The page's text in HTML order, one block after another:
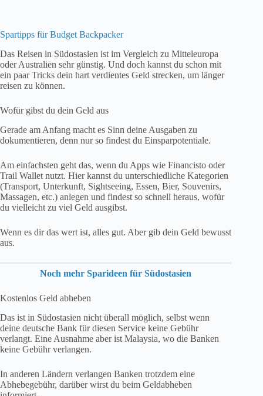
dokumentieren, denn nur so findest du Einsparpotentiale.
Am einfachsten geht das, wenn du Apps wie Financisto oder
Trail Wallet nutzt. Hier kannst du unterschiedliche Kategorien
(Transport, Unterkunft, Sightseeing, Essen, Bier, Souvenirs,
Massagen, etc.) anlegen und findest so schnell heraus, wofür
Wenn es dir das wert ist, alles gut. Aber gib dein Geld bewusst
aus.
Noch mehr Sparideen für Südostasien
Kostenlos Geld abheben
Das ist in Südostasien nicht überall möglich, selbst wenn
verlangt. Eine Ausnahme aber ist Malaysia, wo die Banken
keine Gebühr verlangen.
In anderen Ländern verlangen Banken trotzdem eine
Abhebegebühr, darüber wirst du beim Geldabheben
Typische Gebühren fürs Geldabheben: Thailand 5-6 Euro,
Vietnam 1-2 Euro, Kambodscha 3 Euro, Laos 2 Euro,
Philippinen 4 Euro, Myanmar 3 Euro und Malaysia 0 Euro.
hebe Geld in der Landeswährung. Denn deine Hausbank wird
dir höchstwahrscheinlich einen besseren Wechselkurs geben.